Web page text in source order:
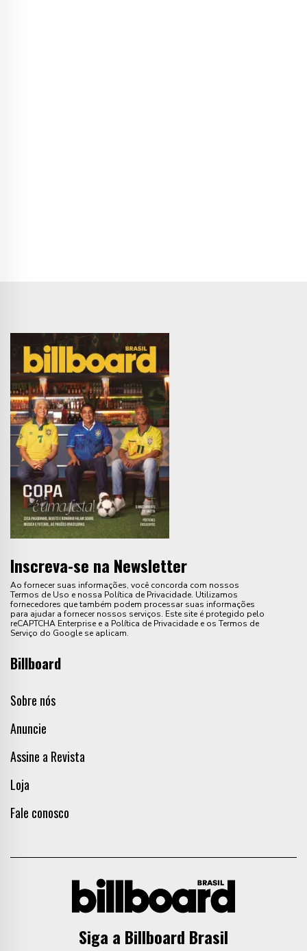
Inscreva-se na Newsletter
Ao fornecer suas informações, você concorda com nossos
Termos de Uso e nossa Política de Privacidade. Utilizamos
fornecedores que também podem processar suas informações
para ajudar a fornecer nossos serviços. Este site é protegido pelo
reCAPTCHA Enterprise e a Política de Privacidade e os Termos de
Serviço do Google se aplicam.
Billboard
Sobre nós
Anuncie
Assine a Revista
Loja
Fale conosco
Siga a Billboard Brasil